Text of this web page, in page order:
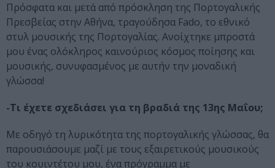
Πρόσφατα και μετά από πρόσκληση της Πορτογαλικής
Πρεσβείας στην Αθήνα, τραγούδησα Fado, το εθνικό
στυλ μουσικής της Πορτογαλίας. Ανοίχτηκε μπροστά
μου ένας ολόκληρος καινούριος κόσμος ποίησης και
μουσικής, συνυφασμένος με αυτήν την μοναδική
γλώσσα!
-Τι έχετε σχεδιάσει για τη βραδιά της 13ης Μαΐου;
Με οδηγό τη λυρικότητα της πορτογαλικής γλώσσας, θα
παρουσιάσουμε μαζί με τους εξαιρετικούς μουσικούς
του κουιντέτου μου, ένα πρόγραμμα με